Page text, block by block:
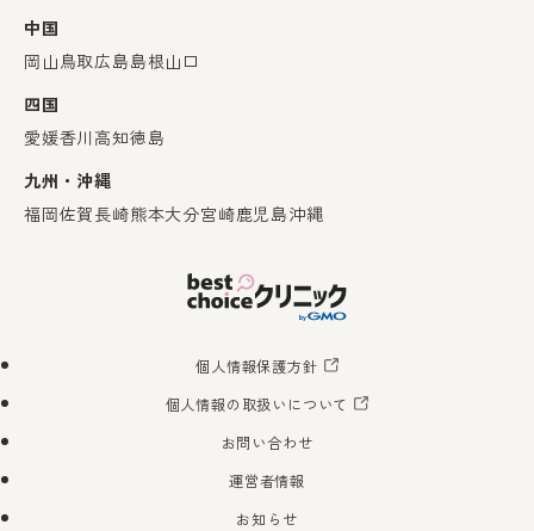
中国
岡山鳥取広島島根山口
四国
愛媛香川 高知徳島
九州・沖縄
福岡佐賀長崎熊本大分宮崎鹿児島沖縄
個人情報保護方針
個人情報の取扱いについて
お問い合わせ
運営者情報
お知らせ